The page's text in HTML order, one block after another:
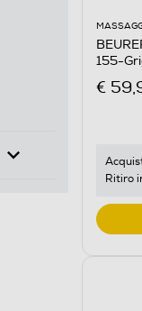
BEURER
THERABODY
155-
€
Ritiro